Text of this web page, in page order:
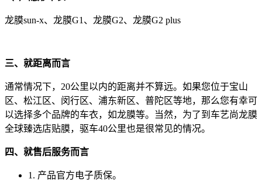
龙膜sun-x、龙膜G1、龙膜G2、龙膜G2 plus
三、就距离而言
通常情况下，20公里以内的距离并不算远。如果您位于宝山
区、松江区、闵行区、浦东新区、普陀区等地，那么您有幸可
以选择多个品牌的车衣，如龙膜等。当然，为了到车艺尚龙膜
全球臻选店贴膜，驱车40公里也是很常见的情况。
四、就售后服务而言
1. 产品官方电子质保。